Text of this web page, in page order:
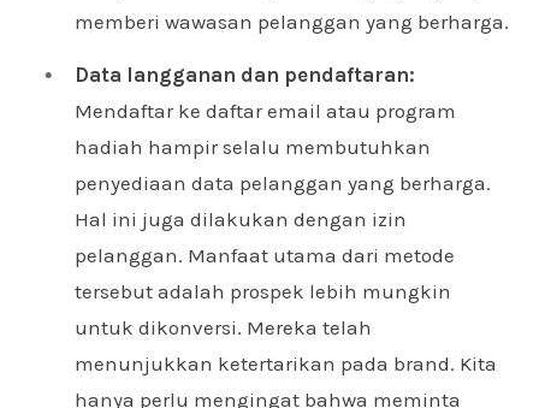
memberi wawasan pelanggan yang berharga.
Data langganan dan pendaftaran:
Mendaftar ke daftar email atau program
hadiah hampir selalu membutuhkan
penyediaan data pelanggan yang berharga.
Hal ini juga dilakukan dengan izin
pelanggan. Manfaat utama dari metode
tersebut adalah prospek lebih mungkin
untuk dikonversi. Mereka telah
menunjukkan ketertarikan pada brand. Kita
hanya perlu mengingat bahwa meminta